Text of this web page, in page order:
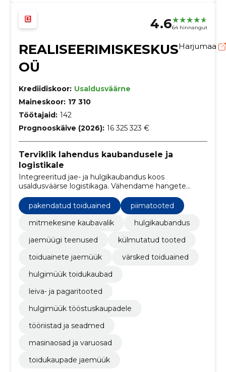
4.664 hinnangut
REALISEERIMISKESKUS
OÜ
Harjumaa
Krediidiskoor: Usaldusväärne
Maineskoor: 17 310
Töötajaid: 142
Prognooskäive (2026): 16 325 323 €
Terviklik lahendus kaubandusele ja
logistikale
Integreeritud jae- ja hulgikaubandus koos
usaldusväärse logistikaga. Vähendame hangete
keerukust ja tagame värsked ning õigeaegsed
tarned jaemüüjatele ja tööstusklientidele.
pakendatud toiduained
piimatooted
mitmekesine kaubavalik
hulgikaubandus
jaemüügi teenused
külmutatud tooted
toiduainete jaemüük
värsked toiduained
hulgimüük toidukaubad
leiva- ja pagaritooted
hulgimüük tööstuskaupadele
tööriistad ja seadmed
masinaosad ja varuosad
toidukaupade jaemüük